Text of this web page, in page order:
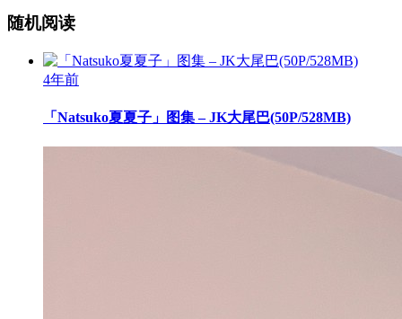
随机阅读
4年前
「Natsuko夏夏子」图集 – JK大尾巴(50P/528MB)